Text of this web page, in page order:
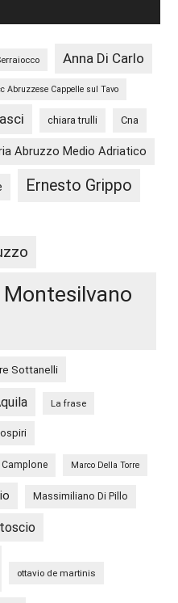
Anna Di Carlo
Abruzzese Cappelle sul Tavo
chiara trulli Cna
Abruzzo Medio Adriatico
Ernesto Grippo
Montesilvano
Sottanelli
La frase
Marco Della Torre
Massimiliano Di Pillo
ottavio de martinis